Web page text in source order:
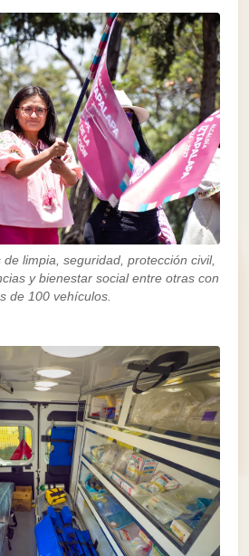
limpia, seguridad, protección civil,
y bienestar social entre otras con
de 100 vehículos.